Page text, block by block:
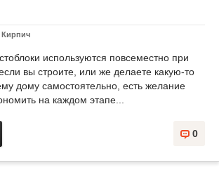
Кирпич
используются повсеместно при
вы строите, или же делаете какую-то
дому самостоятельно, есть желание
на каждом этапе...
0